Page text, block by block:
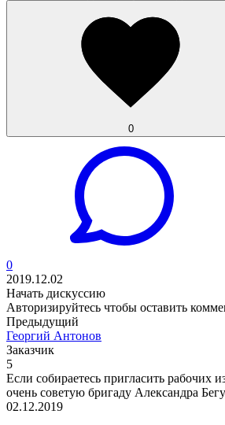
0
0
2019.12.02
Начать дискуссию
Авторизируйтесь чтобы оставить
Предыдущий
Георгий Антонов
Заказчик
5
Если собираетесь пригласить рабочих
очень советую бригаду Александра
02.12.2019